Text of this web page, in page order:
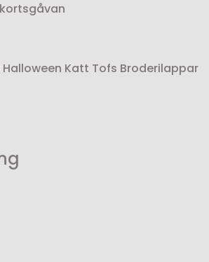
Katt Tofs Broderilappar